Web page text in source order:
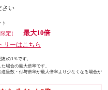
さい
定）
最大10倍
リーはこちら
)の1％です。
場合の最大倍率です。
呈数・付与倍率が最大倍率より少なくなる場合が